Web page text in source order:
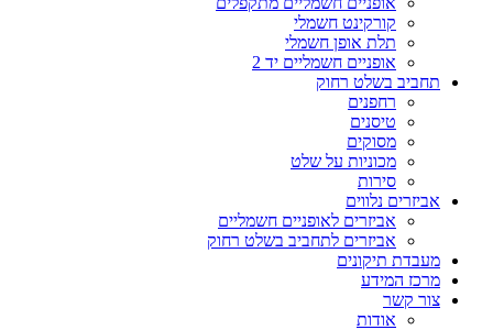
קורקינט חשמלי
תלת אופן חשמלי
אופניים חשמליים יד 2
תחביב בשלט רחוק
רחפנים
טיסנים
מסוקים
מכוניות על שלט
סירות
אביזרים נלווים
אביזרים לאופניים חשמליים
אביזרים לתחביב בשלט רחוק
מעבדת תיקונים
מרכז המידע
צור קשר
אודות